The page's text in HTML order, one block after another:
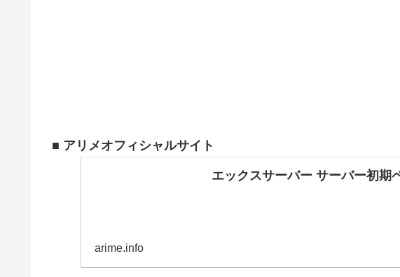
■ アリメオフィシャルサイト
エックスサーバー サーバー初期
arime.info